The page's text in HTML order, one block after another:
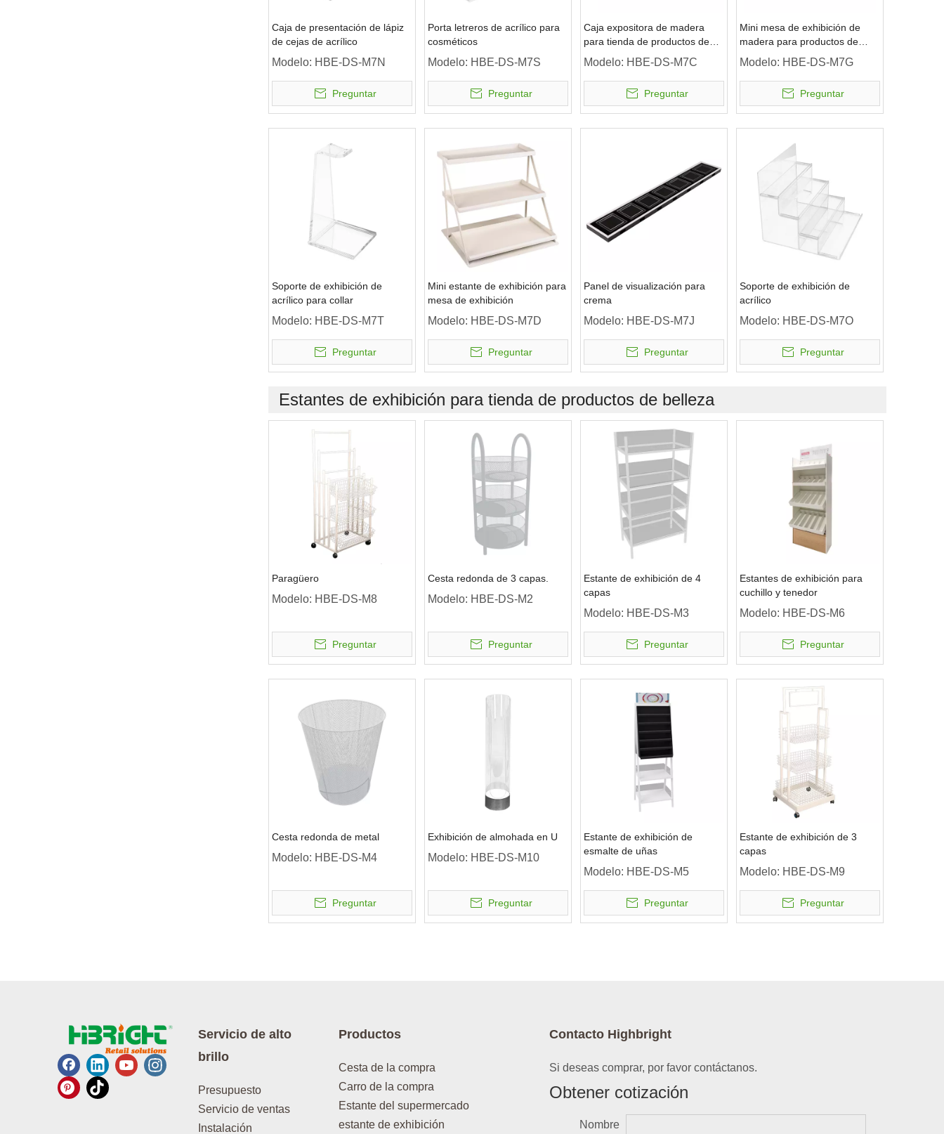
Caja de presentación de lápiz
de cejas de acrílico
Modelo: HBE-DS-M7N
Preguntar
Porta letreros de acrílico para
cosméticos
Modelo: HBE-DS-M7S
Preguntar
Caja expositora de madera
para tienda de productos de
belleza
Modelo: HBE-DS-M7C
Preguntar
Mini mesa de exhibición de
madera para productos de
maquillaje
Modelo: HBE-DS-M7G
Preguntar
Soporte de exhibición de
acrílico para collar
Modelo: HBE-DS-M7T
Preguntar
Mini estante de exhibición para
mesa de exhibición
Modelo: HBE-DS-M7D
Preguntar
Panel de visualización para
crema
Modelo: HBE-DS-M7J
Preguntar
Soporte de exhibición de
acrílico
Modelo: HBE-DS-M7O
Preguntar
Estantes de exhibición para tienda de productos de belleza
Paragüero
Modelo: HBE-DS-M8
Preguntar
Cesta redonda de 3 capas.
Modelo: HBE-DS-M2
Preguntar
Estante de exhibición de 4
capas
Modelo: HBE-DS-M3
Preguntar
Estantes de exhibición para
cuchillo y tenedor
Modelo: HBE-DS-M6
Preguntar
Cesta redonda de metal
Modelo: HBE-DS-M4
Preguntar
Exhibición de almohada en U
Modelo: HBE-DS-M10
Preguntar
Estante de exhibición de
esmalte de uñas
Modelo: HBE-DS-M5
Preguntar
Estante de exhibición de 3
capas
Modelo: HBE-DS-M9
Preguntar
Servicio de alto
brillo
Presupuesto
Servicio de ventas
Instalación
Productos
Cesta de la compra
Carro de la compra
Estante del supermercado
estante de exhibición
Contacto Highbright
Si deseas comprar, por favor contáctanos.
Obtener cotización
Nombre